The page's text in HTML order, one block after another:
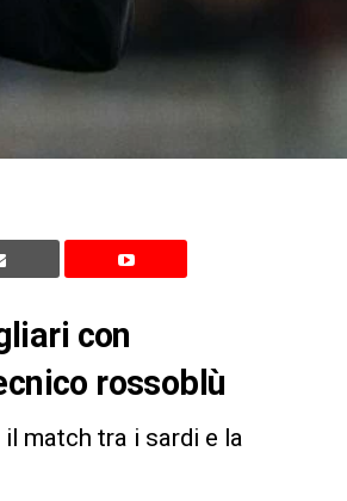
con
rossoblù
match tra i sardi e la